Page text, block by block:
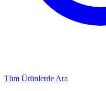
Tüm Ürünlerde Ara